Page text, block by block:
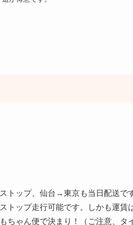
トップ、仙台→東京も当日配送で
トップ走行可能です。しかも運賃
ちゃん便で決まり！（ご注意、タ